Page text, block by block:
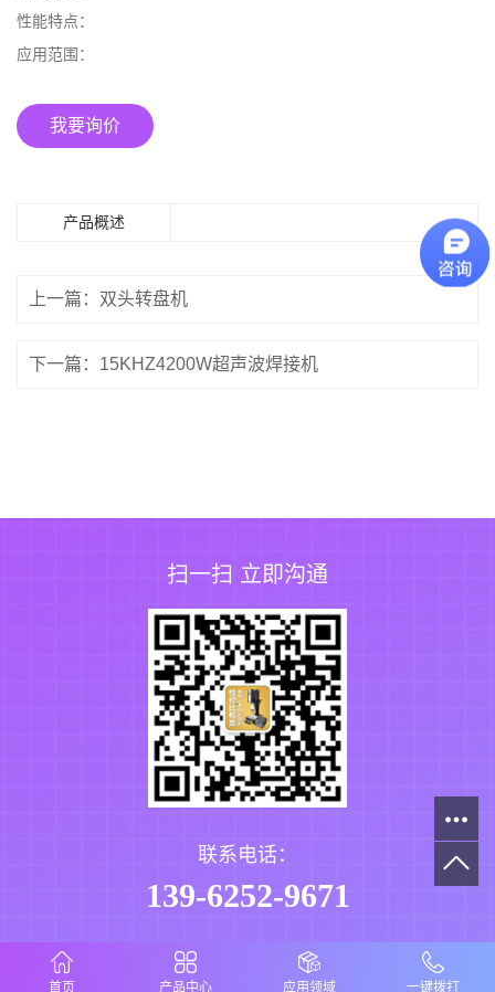
性能特点：
应用范围：
我要询价
产品概述
上一篇：双头转盘机
下一篇：15KHZ4200W超声波焊接机
扫一扫 立即沟通
联系电话：
139-6252-9671
首页 产品中心 应用领域 一键拨打